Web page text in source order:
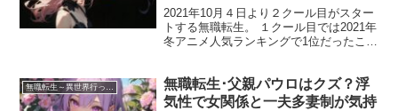
2021年10月４日より２クール目がスター
トする無職転生。 １クール目では2021年
冬アニメ人気ランキングで1位だったこと
かし現代アニメでは多くの作品で作画崩
壊が見...
無職転生･父親パウロはクズ？浮
気性で女関係と一夫多妻制が気持